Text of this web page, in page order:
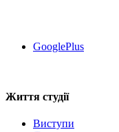
GooglePlus
Життя студії
Виступи